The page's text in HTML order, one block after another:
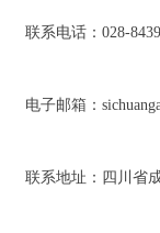
联系电话：028-
电子邮箱：
联系地址：四川省